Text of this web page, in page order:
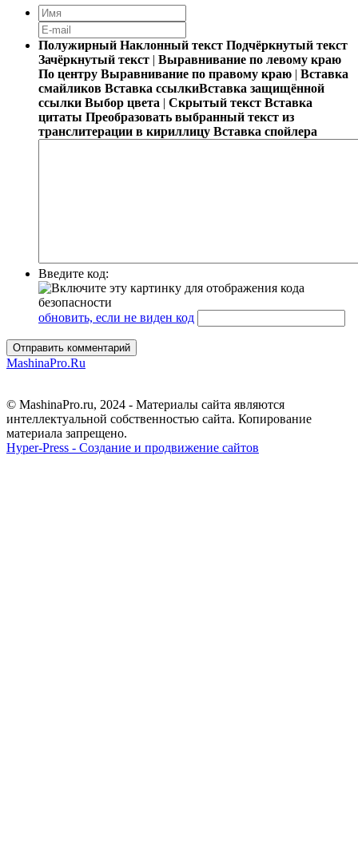
Полужирный Наклонный текст Подчёркнутый текст
Зачёркнутый текст | Выравнивание по левому краю
По центру Выравнивание по правому краю | Вставка
смайликов Вставка ссылкиВставка защищённой
ссылки Выбор цвета | Скрытый текст Вставка
цитаты Преобразовать выбранный текст из
транслитерации в кириллицу Вставка спойлера
Введите код:
обновить, если не виден код
Отправить комментарий
MashinaPro.Ru
© MashinaPro.ru, 2024 - Материалы сайта являются
интеллектуальной собственностью сайта. Копирование
материала запрещено.
Hyper-Press - Создание и продвижение сайтов